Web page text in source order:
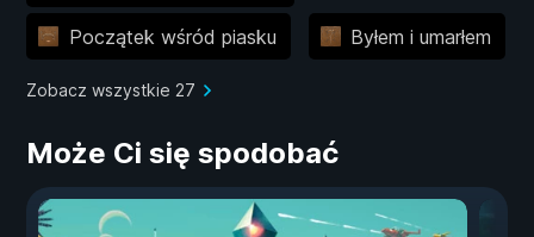
Początek wśród piasku Byłem i umarłem
Zobacz wszystkie 27
Może Ci się spodobać